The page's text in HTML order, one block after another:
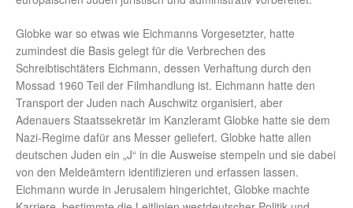
Globke war so etwas wie Eichmanns Vorgesetzter, hatte
zumindest die Basis gelegt für die Verbrechen des
Schreibtischtäters Eichmann, dessen Verhaftung durch den
Mossad 1960 Teil der Filmhandlung ist. Eichmann hatte den
Transport der Juden nach Auschwitz organisiert, aber
Adenauers Staatssekretär im Kanzleramt Globke hatte sie dem
Nazi-Regime dafür ans Messer geliefert. Globke hatte allen
deutschen Juden ein „J“ in die Ausweise stempeln und sie dabei
von den Meldeämtern identifizieren und erfassen lassen.
Eichmann wurde in Jerusalem hingerichtet, Globke machte